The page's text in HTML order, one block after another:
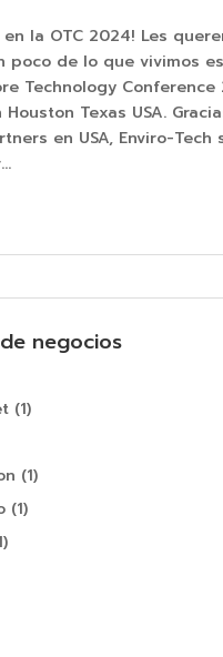
en la OTC 2024! Les
poco de lo que vivimos
Technology Conference
Texas USA.
en USA, Enviro-Tech
negocios
(1)
(1)
(1)